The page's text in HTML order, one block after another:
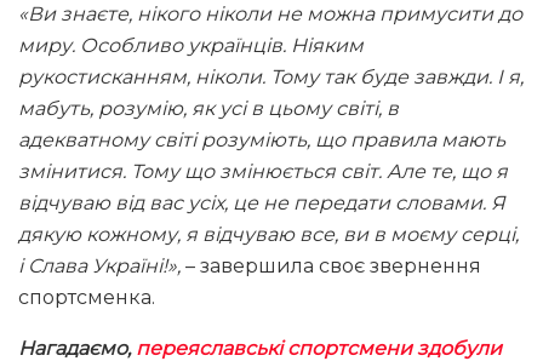
«Ви знаєте, нікого ніколи не можна примусити до
миру. Особливо українців. Ніяким
рукостисканням, ніколи. Тому так буде завжди. І я,
мабуть, розумію, як усі в цьому світі, в
адекватному світі розуміють, що правила мають
змінитися. Тому що змінюється світ. Але те, що я
відчуваю від вас усіх, це не передати словами. Я
дякую кожному, я відчуваю все, ви в моєму серці,
і Слава Україні!», – завершила своє звернення
спортсменка.
Нагадаємо, переяславські спортсмени здобули